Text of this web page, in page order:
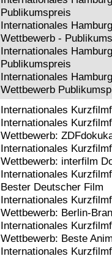
Publikumspreis
Internationales
Wettbewerb -
Internationales
Publikumspreis
Internationales
Wettbewerb
Internationales
Internationales
Wettbewerb:
Internationales
Wettbewerb: interfilm
Internationales
Bester Deutscher Film
Internationales
Wettbewerb: Berlin-
Internationales
Wettbewerb: Beste
Internationales